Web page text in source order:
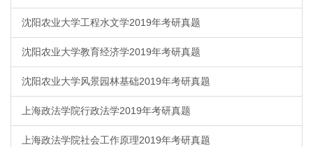
沈阳农业大学工程水文学2019年考研真题
沈阳农业大学教育经济学2019年考研真题
沈阳农业大学风景园林基础2019年考研真题
上海政法学院行政法学2019年考研真题
上海政法学院社会工作原理2019年考研真题